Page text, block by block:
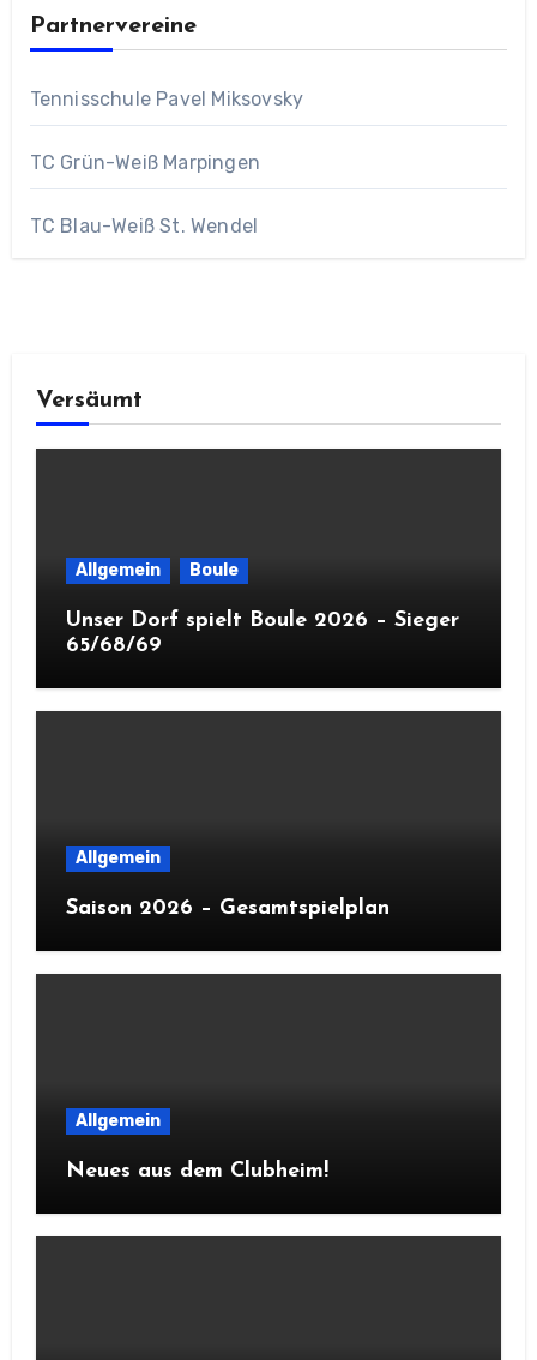
Partnervereine
Tennisschule Pavel Miksovsky
TC Grün-Weiß Marpingen
TC Blau-Weiß St. Wendel
Versäumt
Allgemein Boule
Unser Dorf spielt Boule 2026 – Sieger
65/68/69
Allgemein
Saison 2026 – Gesamtspielplan
Allgemein
Neues aus dem Clubheim!